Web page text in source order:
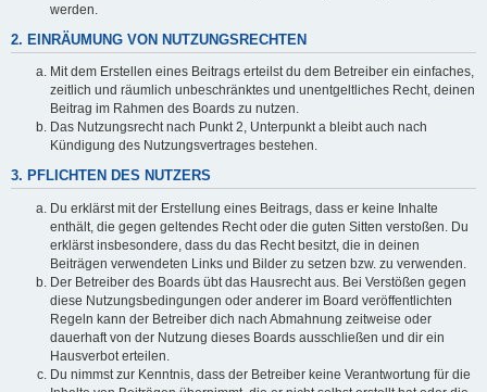
werden.
2. EINRÄUMUNG VON NUTZUNGSRECHTEN
Mit dem Erstellen eines Beitrags erteilst du dem Betreiber ein einfaches,
zeitlich und räumlich unbeschränktes und unentgeltliches Recht, deinen
Beitrag im Rahmen des Boards zu nutzen.
Das Nutzungsrecht nach Punkt 2, Unterpunkt a bleibt auch nach
Kündigung des Nutzungsvertrages bestehen.
3. PFLICHTEN DES NUTZERS
Du erklärst mit der Erstellung eines Beitrags, dass er keine Inhalte
enthält, die gegen geltendes Recht oder die guten Sitten verstoßen. Du
erklärst insbesondere, dass du das Recht besitzt, die in deinen
Beiträgen verwendeten Links und Bilder zu setzen bzw. zu verwenden.
Der Betreiber des Boards übt das Hausrecht aus. Bei Verstößen gegen
diese Nutzungsbedingungen oder anderer im Board veröffentlichten
Regeln kann der Betreiber dich nach Abmahnung zeitweise oder
dauerhaft von der Nutzung dieses Boards ausschließen und dir ein
Hausverbot erteilen.
Du nimmst zur Kenntnis, dass der Betreiber keine Verantwortung für die